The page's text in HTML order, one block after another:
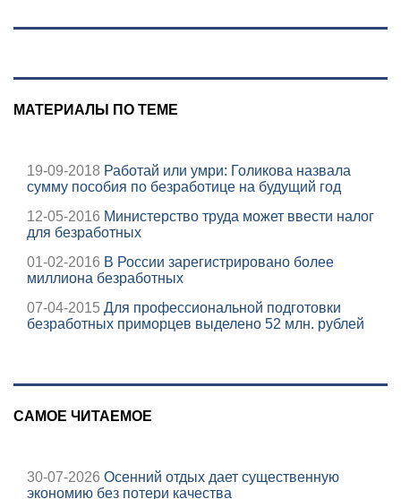
МАТЕРИАЛЫ ПО ТЕМЕ
19-09-2018 Работай или умри: Голикова назвала
сумму пособия по безработице на будущий год
12-05-2016 Министерство труда может ввести налог
для безработных
01-02-2016 В России зарегистрировано более
миллиона безработных
07-04-2015 Для профессиональной подготовки
безработных приморцев выделено 52 млн. рублей
САМОЕ ЧИТАЕМОЕ
30-07-2026 Осенний отдых дает существенную
экономию без потери качества